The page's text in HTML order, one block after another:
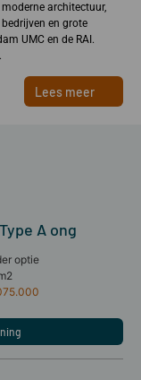
architectuur,
en grote
UMC en de RAI.
Lees meer
A ong
optie